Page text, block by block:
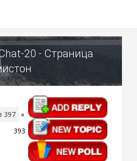
20 - Страница
397
«
393